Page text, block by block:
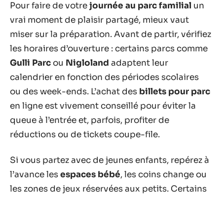
Pour faire de votrejournée au parc familial un
vrai moment de plaisir partagé, mieux vaut
miser sur la préparation. Avant de partir, vérifiez
les horaires d’ouverture : certains parcs comme
Gulli Parc ou Nigloland adaptent leur
calendrier en fonction des périodes scolaires
ou des week-ends. L’achat des billets pour parc
en ligne est vivement conseillé pour éviter la
queue à l’entrée et, parfois, profiter de
réductions ou de tickets coupe-file.
Si vous partez avec de jeunes enfants, repérez à
l’avance lesespaces bébé, les coins change ou
les zones de jeux réservées aux petits. Certains